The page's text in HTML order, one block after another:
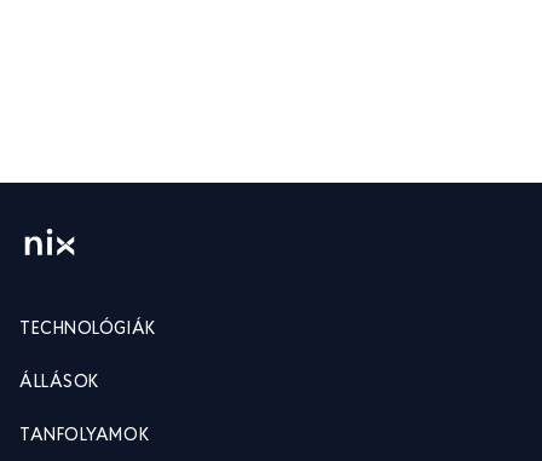
TECHNOLÓGIÁK
ÁLLÁSOK
TANFOLYAMOK